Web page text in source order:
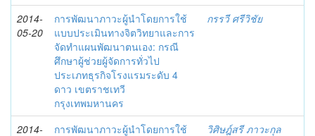
2014-
05-20
การพัฒนาภาวะผู้นำโดยการใช้
แบบประเมินทางจิตวิทยาและการ
จัดทำแผนพัฒนาตนเอง: กรณี
ศึกษาผู้ช่วยผู้จัดการทั่วไป
ประเภทธุรกิจโรงแรมระดับ 4
ดาว เขตราชเทวี
กรุงเทพมหานคร
กรรวี ศรีวิชัย
2014-
การพัฒนาภาวะผู้นำโดยการใช้
วิศิษฎ์สรี ภาวะกุล